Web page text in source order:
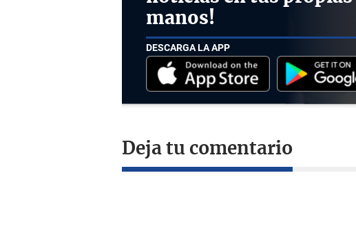
manos!
DESCARGA LA APP
Deja tu comentario